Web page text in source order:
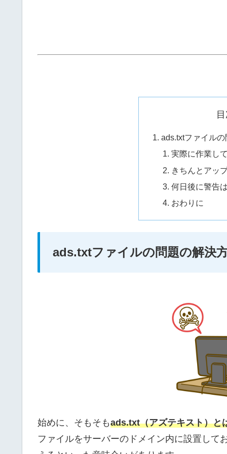
ads.txtファイル
実際に作業し
きちんとアッ
何日後に警告
おわりに
ads.txtファイルの問題の解決
始めに、そもそもads.txt（アズテキスト）と
ファイルをサーバーのドメイン内に設置して